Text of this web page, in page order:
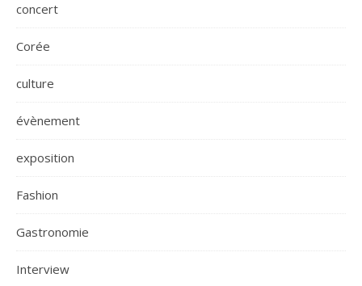
concert
Corée
culture
évènement
exposition
Fashion
Gastronomie
Interview